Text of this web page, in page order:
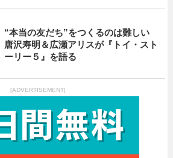
“本当の友だち”をつくるのは難しい
唐沢寿明＆広瀬アリスが『トイ・スト
ーリー５』を語る
[ADVERTISEMENT]